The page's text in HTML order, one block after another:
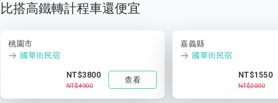
比搭高鐵轉計程車還便宜
桃園市
國華街民宿
NT$3800
NT$4900
查看
嘉義縣
國華街民宿
NT$1550
NT$2000